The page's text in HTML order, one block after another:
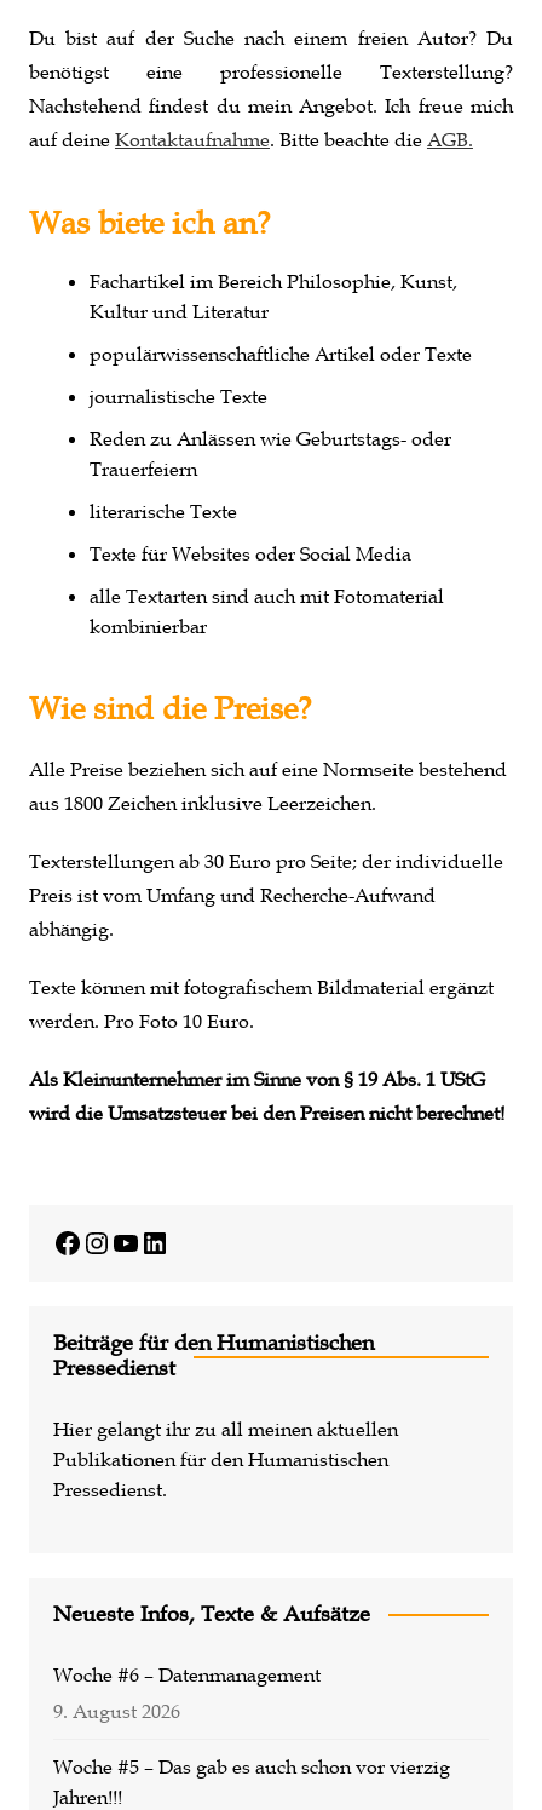
Du bist auf der Suche nach einem freien Autor? Du
benötigst eine professionelle Texterstellung?
Nachstehend findest du mein Angebot. Ich freue mich
auf deine Kontaktaufnahme. Bitte beachte die AGB.
Was biete ich an?
Fachartikel im Bereich Philosophie, Kunst,
Kultur und Literatur
populärwissenschaftliche Artikel oder Texte
journalistische Texte
Reden zu Anlässen wie Geburtstags- oder
Trauerfeiern
literarische Texte
Texte für Websites oder Social Media
alle Textarten sind auch mit Fotomaterial
kombinierbar
Wie sind die Preise?
Alle Preise beziehen sich auf eine Normseite bestehend
aus 1800 Zeichen inklusive Leerzeichen.
Texterstellungen ab 30 Euro pro Seite; der individuelle
Preis ist vom Umfang und Recherche-Aufwand
abhängig.
Texte können mit fotografischem Bildmaterial ergänzt
werden. Pro Foto 10 Euro.
Als Kleinunternehmer im Sinne von § 19 Abs. 1 UStG
wird die Umsatzsteuer bei den Preisen nicht berechnet!
Facebook
Instagram
YouTube
LinkedIn
Beiträge für den Humanistischen
Pressedienst
Hier gelangt ihr zu all meinen aktuellen
Publikationen für den Humanistischen
Pressedienst.
Neueste Infos, Texte & Aufsätze
Woche #6 – Datenmanagement
9. August 2026
Woche #5 – Das gab es auch schon vor vierzig
Jahren!!!